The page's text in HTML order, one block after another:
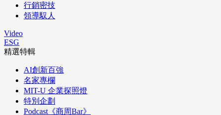
行銷密技
領導馭人
Video
ESG
精選特輯
AI創新百強
名家專欄
MIT-U 企業探照燈
特別企劃
Podcast《商周Bar》